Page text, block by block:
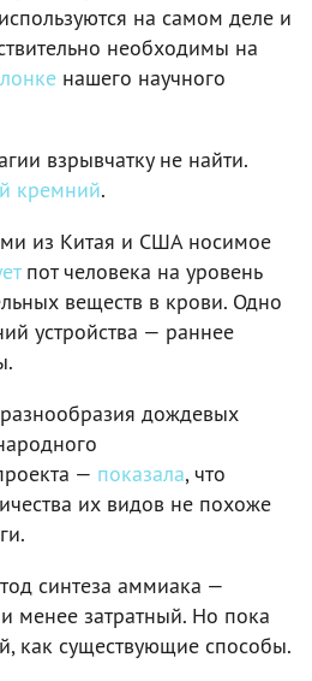
на самом деле и
необходимы на
нашего научного
взрывчатку не найти.
кремний.
из Китая и США носимое
пот человека на уровень
веществ в крови. Одно
устройства — раннее
дождевых
— показала, что
их видов не похоже
синтеза аммиака —
менее затратный. Но пока
как существующие способы.